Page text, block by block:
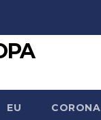
EU CORONA